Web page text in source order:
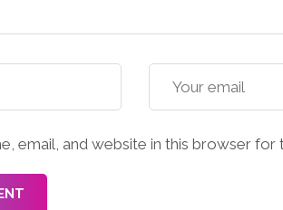
email, and website in this browser